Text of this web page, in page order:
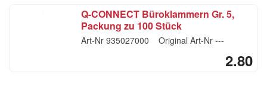
Q-CONNECT Büroklammern Gr. 5,
Packung zu 100 Stück
Art-Nr 935027000 Original Art-Nr ---
2.80